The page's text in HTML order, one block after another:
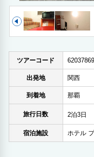
ツアーコード
出発地 関西
到着地 那覇
旅行日数 2泊3日
宿泊施設 ホテル